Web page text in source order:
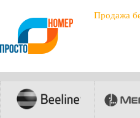
Продажа